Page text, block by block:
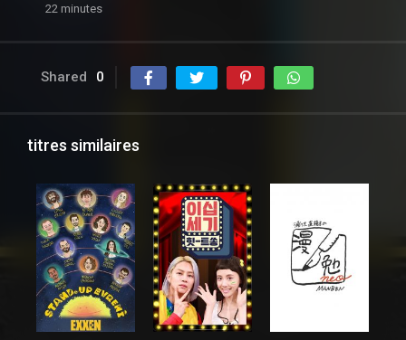
22 minutes
Shared 0
titres similaires